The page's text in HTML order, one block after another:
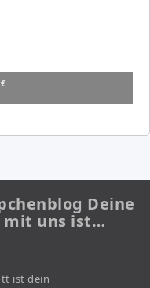
Deine
mit uns ist…
ist dein